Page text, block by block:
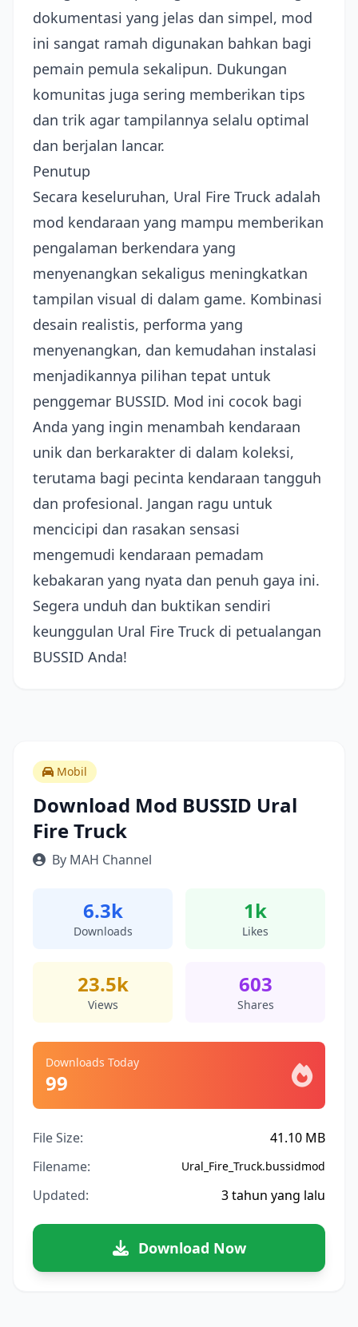
dokumentasi yang jelas dan simpel, mod
ini sangat ramah digunakan bahkan bagi
pemain pemula sekalipun. Dukungan
komunitas juga sering memberikan tips
dan trik agar tampilannya selalu optimal
dan berjalan lancar.
Penutup
Secara keseluruhan, Ural Fire Truck adalah
mod kendaraan yang mampu memberikan
pengalaman berkendara yang
menyenangkan sekaligus meningkatkan
tampilan visual di dalam game. Kombinasi
desain realistis, performa yang
menyenangkan, dan kemudahan instalasi
menjadikannya pilihan tepat untuk
penggemar BUSSID. Mod ini cocok bagi
Anda yang ingin menambah kendaraan
unik dan berkarakter di dalam koleksi,
terutama bagi pecinta kendaraan tangguh
dan profesional. Jangan ragu untuk
mencicipi dan rasakan sensasi
mengemudi kendaraan pemadam
kebakaran yang nyata dan penuh gaya ini.
Segera unduh dan buktikan sendiri
keunggulan Ural Fire Truck di petualangan
BUSSID Anda!
Mobil
Download Mod BUSSID Ural
Fire Truck
By MAH Channel
6.3k
Downloads
1k
Likes
23.5k
Views
603
Shares
Downloads Today
99
File Size:
41.10 MB
Filename:
Ural_Fire_Truck.bussidmod
Updated: 3 tahun yang lalu
Download Now